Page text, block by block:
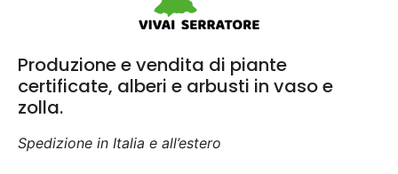
Produzione e vendita di piante
certificate, alberi e arbusti in vaso e
zolla.
Spedizione in Italia e all’estero